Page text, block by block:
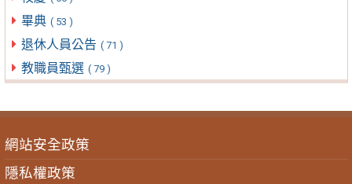
畢典 ( 53 )
退休人員公告 ( 71 )
教職員甄選 ( 79 )
網站安全政策
隱私權政策